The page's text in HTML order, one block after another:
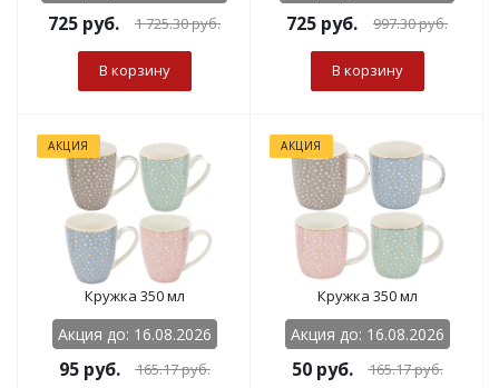
725 руб. 1 725.30руб.
В корзину
725 руб. 997.30руб.
В корзину
АКЦИЯ
Кружка 350 мл
Акция до: 16.08.2026
95руб. 165.17руб.
АКЦИЯ
Кружка 350 мл
Акция до: 16.08.2026
50руб. 165.17руб.